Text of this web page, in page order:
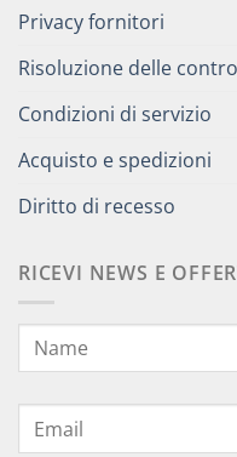
Privacy fornitori
Risoluzione delle
Condizioni di servizio
Acquisto e spedizioni
Diritto di recesso
RICEVI NEWS E